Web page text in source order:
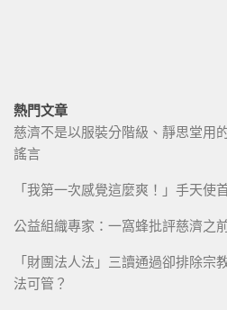
熱門文章
慈濟不是以服裝分階級、靜思堂用
謠言
「我第一次感覺這麼爽！」手天使
公益組織專家：一窩蜂批評慈濟之
「財團法人法」三讀通過卻排除宗
法可管？